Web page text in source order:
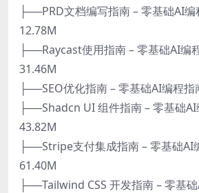
├──PRD文档编写指南 – 零基础AI
12.78M
├──Raycast使用指南 – 零基础AI编
31.46M
├──SEO优化指南 – 零基础AI编程
├──Shadcn UI 组件指南 – 零基础
43.82M
├──Stripe支付集成指南 – 零基础AI
61.40M
├──Tailwind CSS 开发指南 – 零基